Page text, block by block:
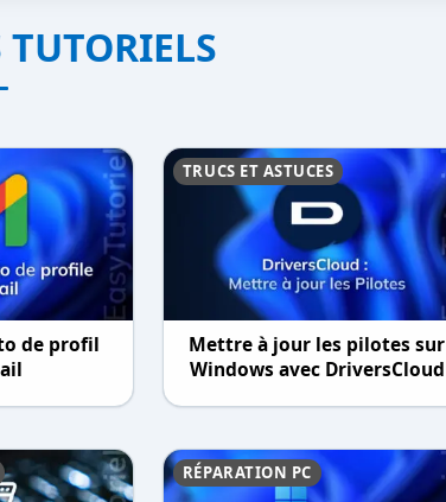
TUTORIELS
de profil
TRUCS ET ASTUCES
Mettre à jour les pilotes sur
Windows avec DriversCloud
RÉPARATION PC